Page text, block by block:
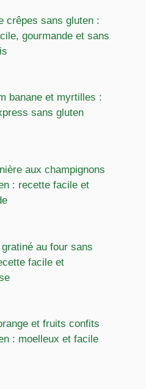
crêpes sans gluten :
gourmande et sans
banane et myrtilles :
sans gluten
aux champignons
: recette facile et
au four sans
facile et
et fruits confits
: moelleux et facile